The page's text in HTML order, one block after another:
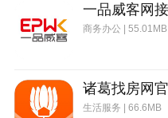
商务办公 | 55.01MB
生活服务 | 66.6MB